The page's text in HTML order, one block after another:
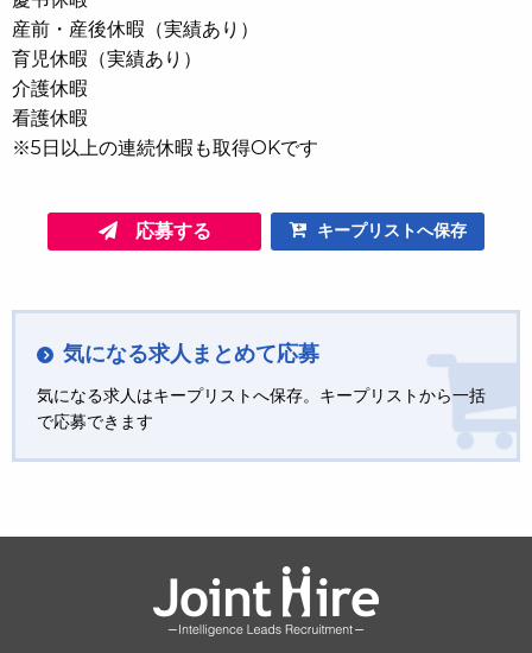
産前・産後休暇（実績あり）
育児休暇（実績あり）
介護休暇
看護休暇
※5日以上の連続休暇も取得OKです
応募する キープリストへ保存
気になる求人まとめて応募
気になる求人はキープリストへ保存。キープリストから一括
で応募できます